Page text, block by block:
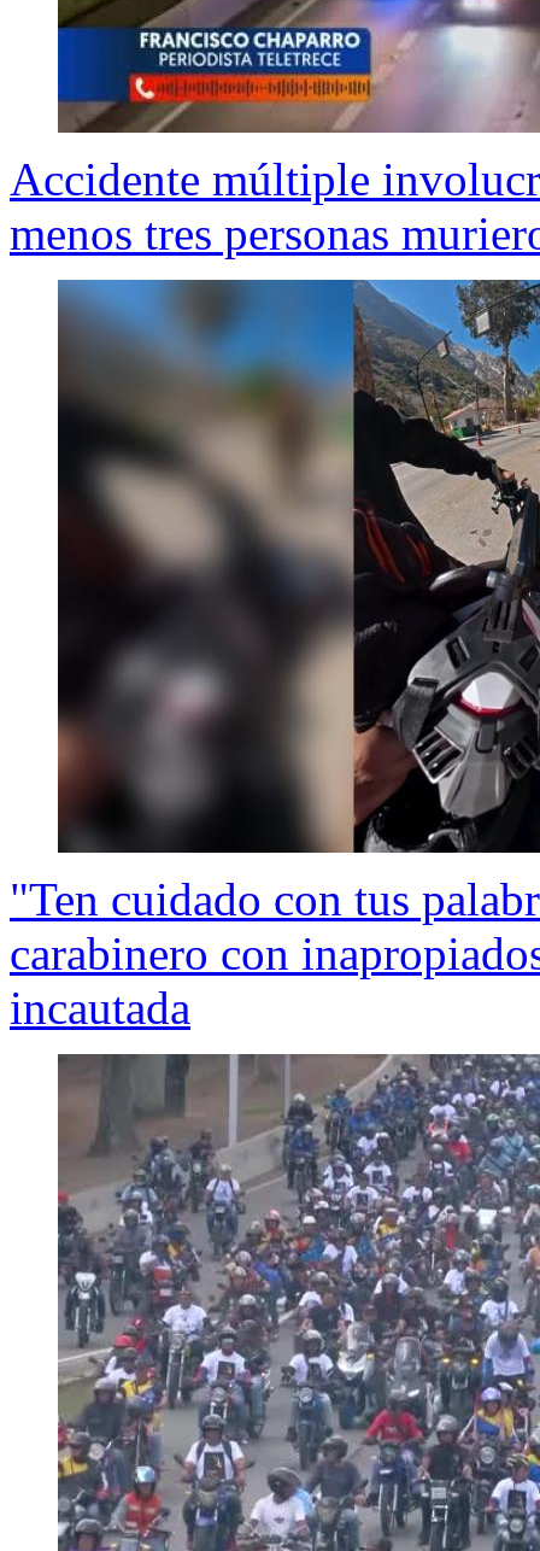
Accidente múltiple
menos tres personas
"Ten cuidado con tus
carabinero con
incautada